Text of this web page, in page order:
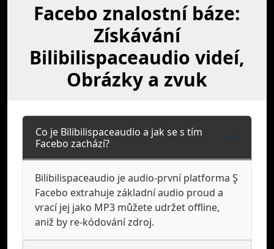
Facebo znalostní báze:
Získávání
Bilibilispaceaudio videí,
Obrázky a zvuk
Co je Bilibilispaceaudio a jak se s tím
Facebo zachází?
Bilibilispaceaudio je audio-první platforma Ş
Facebo extrahuje základní audio proud a
vrací jej jako MP3 můžete udržet offline,
aniž by re-kódování zdroj.